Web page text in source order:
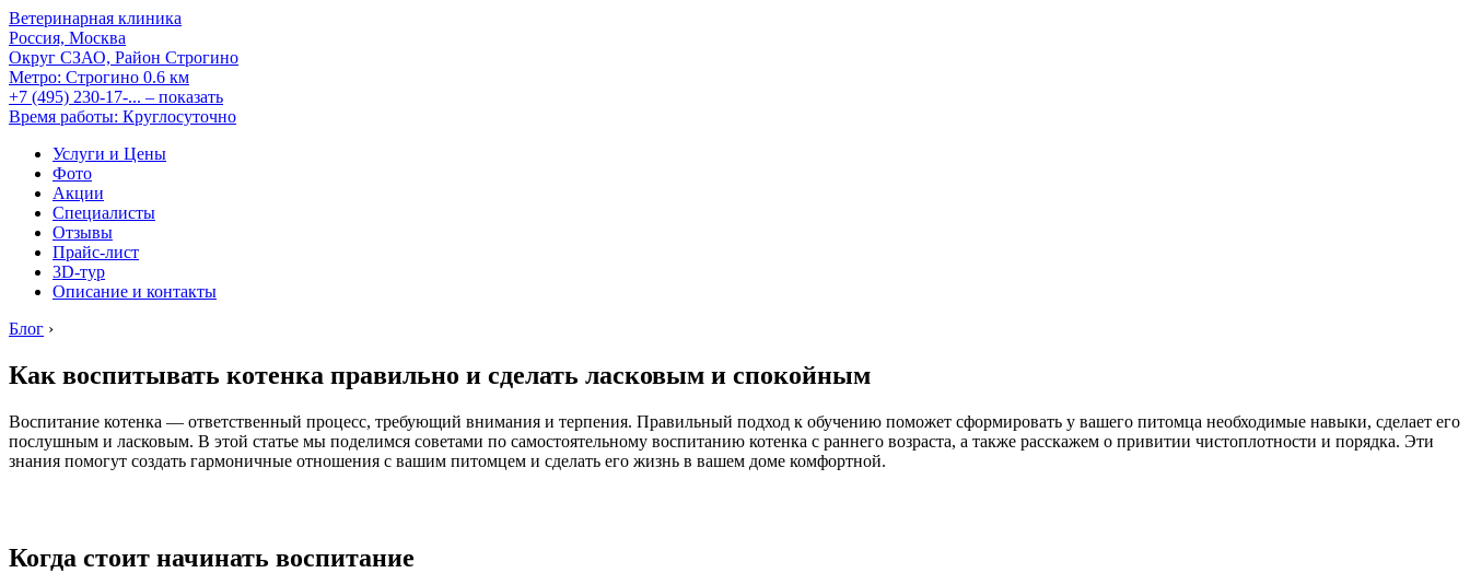
Ветеринарная клиника
Россия, Москва
Округ СЗАО, Район Строгино
Метро: Строгино 0.6 км
+7 (495) 230-17-... – показать
Время работы: Круглосуточно
Услуги и Цены
Фото
Акции
Специалисты
Отзывы
Прайс-лист
3D-тур
Описание и контакты
Блог ›
Как воспитывать котенка правильно и сделать ласковым и спокойным
Воспитание котенка — ответственный процесс, требующий внимания и терпения. Правильный подход к обучению поможет сформировать у вашего питомца необходимые навыки, сделает его
послушным и ласковым. В этой статье мы поделимся советами по самостоятельному воспитанию котенка с раннего возраста, а также расскажем о привитии чистоплотности и порядка. Эти
знания помогут создать гармоничные отношения с вашим питомцем и сделать его жизнь в вашем доме комфортной.
Когда стоит начинать воспитание